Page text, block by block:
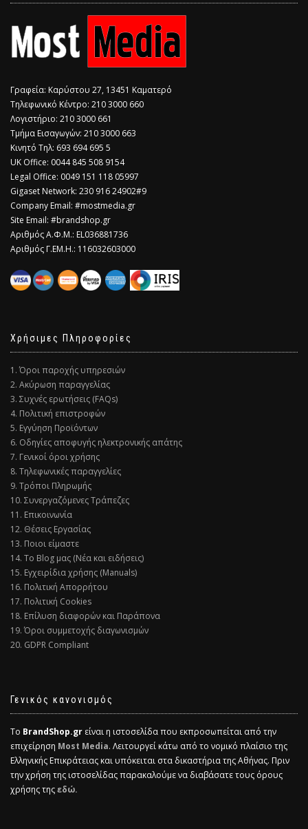
Γραφεία: Καρύστου 27, 13451 Καματερό
Τηλεφωνικό Κέντρο: 210 3000 660
Λογιστήριο: 210 3000 661
Τμήμα Εισαγωγών: 210 3000 663
Κινητό Τηλ: 693 694 695 5
​UK Office: 0044 845 508 9154
Legal Office: 0049 151 118 05997
Gigaset Network: 230 916 24902#9
Company Email: #mostmedia.gr
Site Email: #brandshop.gr
Αριθμός Α.Φ.Μ.: EL036881736
Αριθμός Γ.ΕΜ.Η.: 116032603000
Χρήσιμες Πληροφορίες
1. Όροι παροχής υπηρεσιών
2. Ακύρωση παραγγελίας
3. Συχνές ερωτήσεις (FAQs)
4. Πολιτική επιστροφών
5. Εγγύηση Προϊόντων
6. Οδηγίες αποφυγής ηλεκτρονικής απάτης
7. Γενικοί όροι χρήσης
8. Τηλεφωνικές παραγγελίες
9. Τρόποι Πληρωμής
10. Συνεργαζόμενες Τράπεζες
11. Επικοινωνία
12. Θέσεις Εργασίας
13. Ποιοι είμαστε
14. Το Blog μας (Νέα και ειδήσεις)
15. Εγχειρίδια χρήσης (Manuals)
16. Πολιτική Απορρήτου
17. Πολιτική Cookies
18. Επίλυση διαφορών και Παράπονα
19. Όροι συμμετοχής διαγωνισμών
20. GDPR Compliant
Γενικός κανονισμός
Το BrandShop.gr είναι η ιστοσελίδα που εκπροσωπείται από την
επιχείρηση Most Media. Λειτουργεί κάτω από το νομικό πλαίσιο της
Ελληνικής Επικράτειας και υπόκειται στα δικαστήρια της Αθήνας. Πριν
την χρήση της ιστοσελίδας παρακαλούμε να διαβάσατε τους όρους
χρήσης τηςεδώ.